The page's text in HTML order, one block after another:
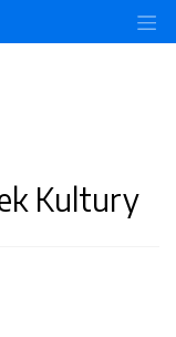
Kultury